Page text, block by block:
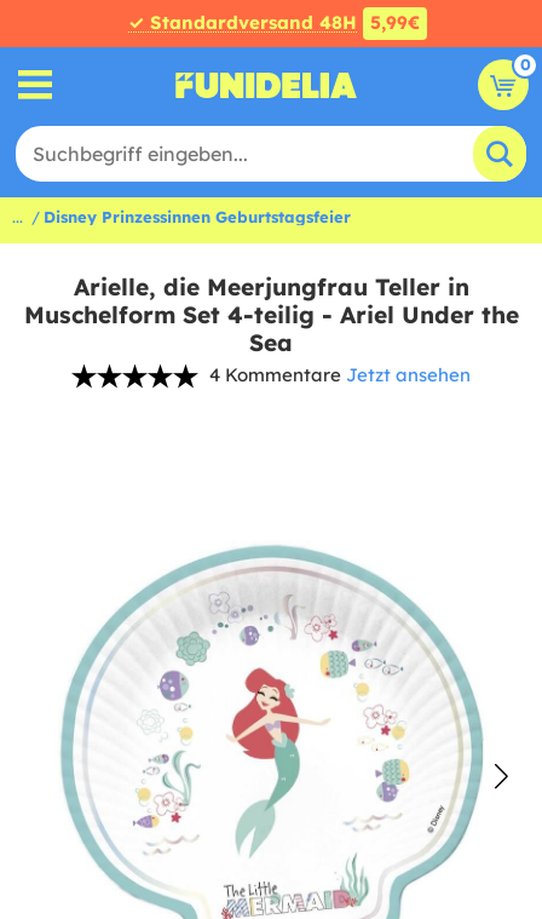
✓ Standardversand 48H 5,99€
0
... Disney Prinzessinnen Geburtstagsfeier
Arielle, die Meerjungfrau Teller in
Muschelform Set 4-teilig - Ariel Under the
Sea
4 Kommentare Jetzt ansehen